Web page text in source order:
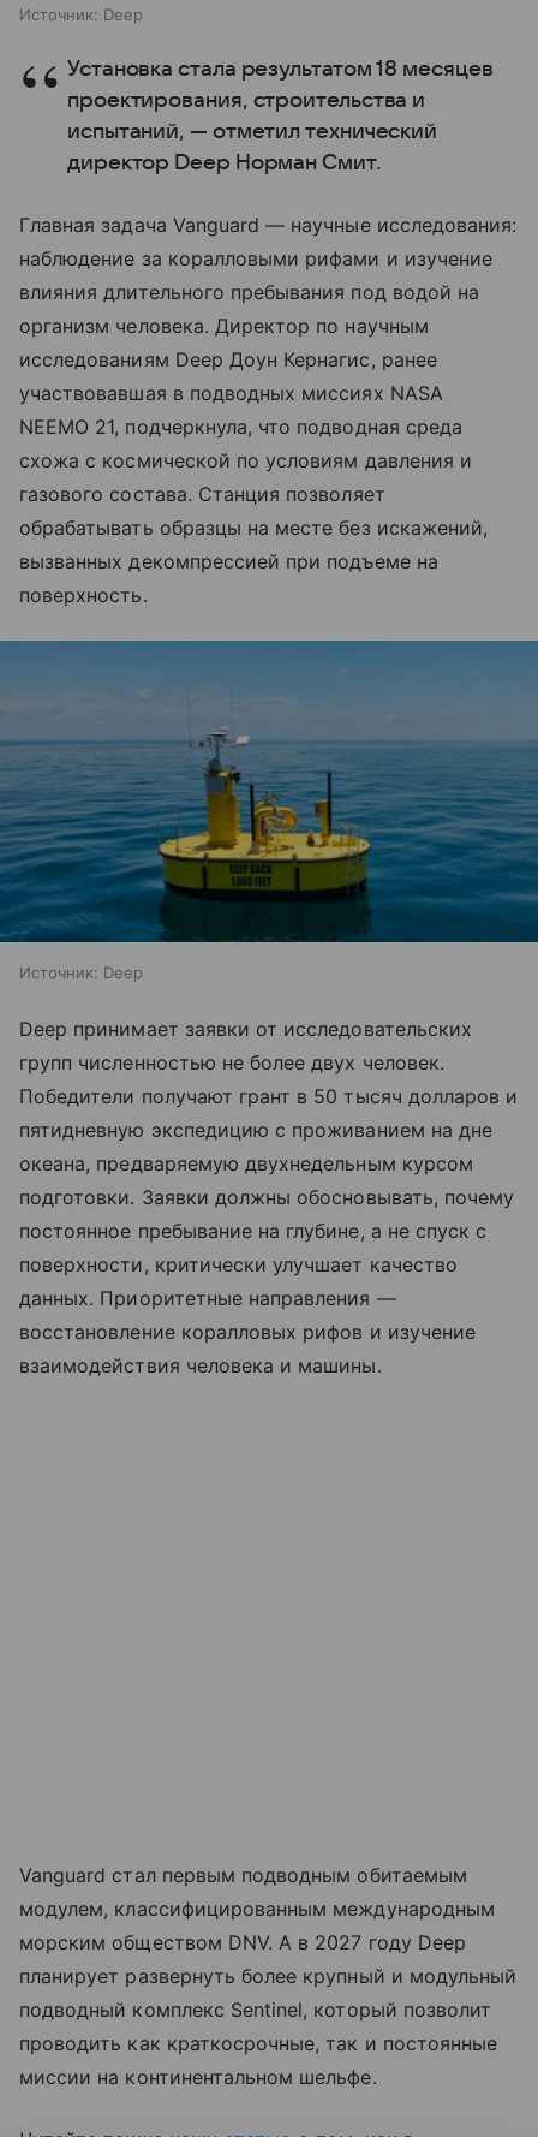
Источник: Deep
Установка стала результатом 18 месяцев
проектирования, строительства и
испытаний, — отметил технический
директор Deep Норман Смит.
Главная задача Vanguard — научные исследования:
наблюдение за коралловыми рифами и изучение
влияния длительного пребывания под водой на
организм человека. Директор по научным
исследованиям Deep Доун Кернагис, ранее
участвовавшая в подводных миссиях NASA
NEEMO 21, подчеркнула, что подводная среда
схожа с космической по условиям давления и
газового состава. Станция позволяет
обрабатывать образцы на месте без искажений,
вызванных декомпрессией при подъеме на
поверхность.
Источник: Deep
Deep принимает заявки от исследовательских
групп численностью не более двух человек.
Победители получают грант в 50 тысяч долларов и
пятидневную экспедицию с проживанием на дне
океана, предваряемую двухнедельным курсом
подготовки. Заявки должны обосновывать, почему
постоянное пребывание на глубине, а не спуск с
поверхности, критически улучшает качество
данных. Приоритетные направления —
восстановление коралловых рифов и изучение
взаимодействия человека и машины.
Vanguard стал первым подводным обитаемым
модулем, классифицированным международным
морским обществом DNV. А в 2027 году Deep
планирует развернуть более крупный и модульный
подводный комплекс Sentinel, который позволит
проводить как краткосрочные, так и постоянные
миссии на континентальном шельфе.